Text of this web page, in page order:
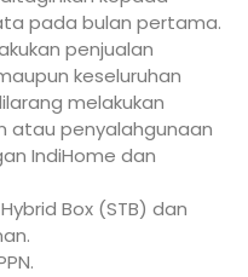
pada bulan pertama.
penjualan
keseluruhan
melakukan
atau penyalahgunaan
IndiHome dan
Box (STB) dan